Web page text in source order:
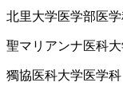
北里大学医学部医
聖マリアンナ医科
獨協医科大学医学